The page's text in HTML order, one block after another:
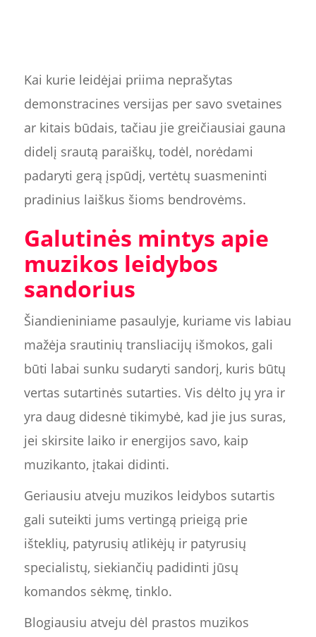
Kai kurie leidėjai priima neprašytas
demonstracines versijas per savo svetaines
ar kitais būdais, tačiau jie greičiausiai gauna
didelį srautą paraiškų, todėl, norėdami
padaryti gerą įspūdį, vertėtų suasmeninti
pradinius laiškus šioms bendrovėms.
Galutinės mintys apie
muzikos leidybos
sandorius
Šiandieniniame pasaulyje, kuriame vis labiau
mažėja srautinių transliacijų išmokos, gali
būti labai sunku sudaryti sandorį, kuris būtų
vertas sutartinės sutarties. Vis dėlto jų yra ir
yra daug didesnė tikimybė, kad jie jus suras,
jei skirsite laiko ir energijos savo, kaip
muzikanto, įtakai didinti.
Geriausiu atveju muzikos leidybos sutartis
gali suteikti jums vertingą prieigą prie
išteklių, patyrusių atlikėjų ir patyrusių
specialistų, siekiančių padidinti jūsų
komandos sėkmę, tinklo.
Blogiausiu atveju dėl prastos muzikos